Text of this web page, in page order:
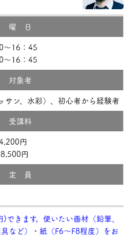
曜 日
～16：45
～16：45
対象者
サン、水彩）、初心者から経験者
受講料
円
円
定 員
きます。使いたい画材（鉛筆、
など）・紙（F6～F8程度）をお